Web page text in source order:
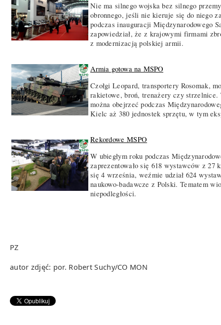
Nie ma silnego wojska bez silnego
obronnego, jeśli nie kieruje się do niego
podczas inauguracji Międzynarodowego
zapowiedział, że z krajowymi firmami
z modernizacją polskiej armii.
Armia gotowa na MSPO
Czołgi Leopard, transportery Rosomak,
rakietowe, broń, trenażery czy
można obejrzeć podczas
Kielc aż 380 jednostek sprzętu, w tym
Rekordowe MSPO
W ubiegłym roku podczas
zaprezentowało się 618 wystawców z
się 4 września, weźmie udział 624
naukowo-badawcze z Polski. Tematem
niepodległości.
PZ
autor zdjęć: por. Robert Suchy/CO MON